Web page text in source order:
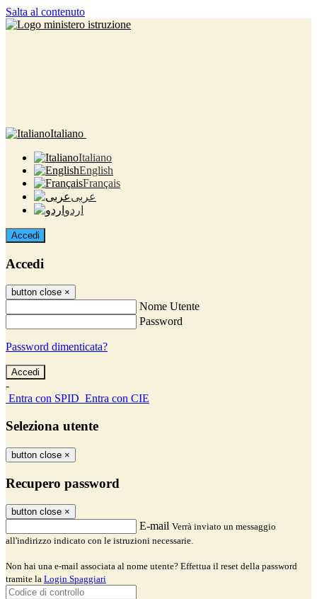
Salta al contenuto
Italiano
Italiano
English
Français
عربى
اردو
Accedi
Accedi
button close ×
Nome Utente
Password
Password dimenticata?
-
Entra con SPID Entra con CIE
Seleziona utente
button close ×
Recupero password
button close ×
E-mail Verrà inviato un messaggio
all'indirizzo indicato con le istruzioni necessarie.
Non hai una e-mail associata al nome utente? Effettua il reset della password
tramite la Login Spaggiari